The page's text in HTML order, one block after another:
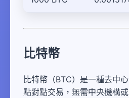
比特幣
比特幣（BTC）是一種去中
點對點交易，無需中央機構或